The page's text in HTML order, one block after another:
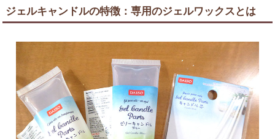
ジェルキャンドルの特徴：専用のジェルワックスとは